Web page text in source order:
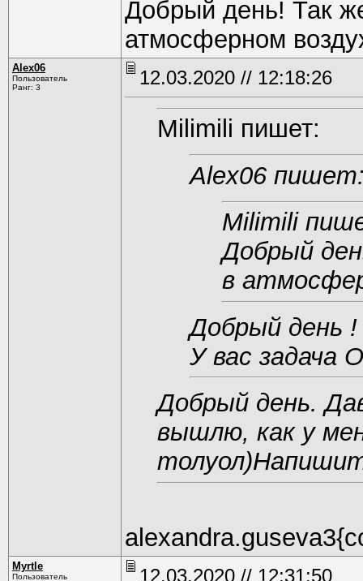
Добрый день! Так
атмосферном
Alex06
Пользователь
Ранг: 3
12.03.2020 // 12:18:26
Milimili пишет:
Alex06
Milimili
Добрый
в
Добрый день
У вас задача
Добрый день.
вышлю, как у
Myrtle
Пользователь
12.03.2020 // 12:31:50